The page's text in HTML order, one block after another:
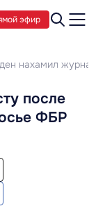
эфир
нахамил
после
ФБР